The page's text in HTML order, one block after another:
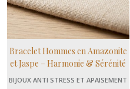
Bracelet Hommes en Amazonite
et Jaspe – Harmonie & Sérénité
BIJOUX ANTI STRESS ET APAISEMENT